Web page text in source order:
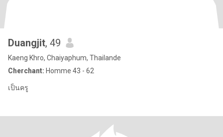
Duangjit, 49
Kaeng Khro, Chaiyaphum, Thailande
Cherchant: Homme 43 - 62
เป็นครู